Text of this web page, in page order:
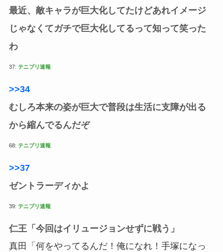
最近、敵キャラが巨大化してたけどあれイメージ
じゃなくてガチで巨大化してるって知って笑った
わ
37: テニプリ速報
>>34
むしろ本来の姿が巨大で普段は生活に支障が出る
から縮んでるんだぞ
68: テニプリ速報
>>37
ゼントラーディかよ
39: テニプリ速報
仁王「今回はイリュージョンせずに戦う」
真田「何をやってるんだ！俺になれ！手塚になっ